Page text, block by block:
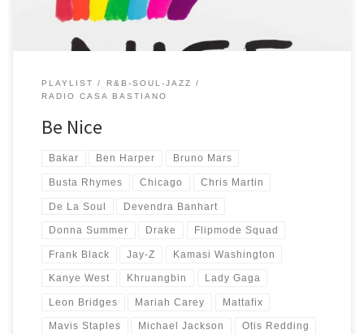
PLAYLIST
R&B-SOUL-JAZZ
RADIO CASA BASTIANO
Be Nice
Bakar Ben Harper Bruno Mars
Busta Rhymes Chicago Chris Martin
De La Soul Devendra Banhart
Donna Summer Drake Flipmode Squad
Frank Black Jay-Z Kamasi Washington
Kanye West Khruangbin Lady Gaga
Leon Bridges Mariah Carey Mattafix
Mavis Staples Michael Jackson Otis Redding